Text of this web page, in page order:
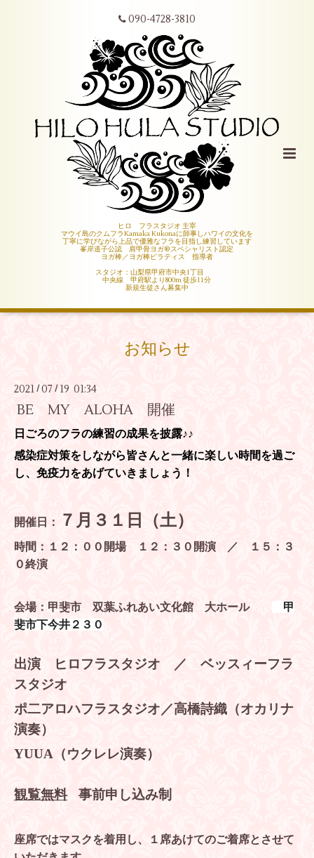
090-4728-3810
ヒロ フラスタジオ 主宰
マウイ島のクムフラKamaka Kukonaに師事しハワイの文化を
丁寧に学びながら上品で優雅なフラを目指し練習しています
峯岸道子公認 肩甲骨ヨガ®︎スペシャリスト認定
ヨガ棒／ヨガ棒ピラティス 指導者
スタジオ：山梨県甲府市中央1丁目
中央線 甲府駅より800m 徒歩11分
新規生徒さん募集中
お知らせ
2021 / 07 / 19 01:34
BE MY ALOHA 開催
日ごろのフラの練習の成果を披露♪♪
感染症対策をしながら皆さんと一緒に楽しい時間を過ご
し、免疫力をあげていきましょう！
開催日： ７月３１日（土）
時間：１２：００開場 １２：３０開演 ／ １５：３
０終演
会場：甲斐市 双葉ふれあい文化館 大ホール
甲
斐市下今井２３０
出演 ヒロフラスタジオ ／ ベッスィーフラ
スタジオ
ポ二アロハフラスタジオ／高橋詩織（オカリナ
演奏）
YUUA （ウクレレ演奏）
観覧無料 事前申し込み制
座席ではマスクを着用し、１席あけてのご着席とさせて